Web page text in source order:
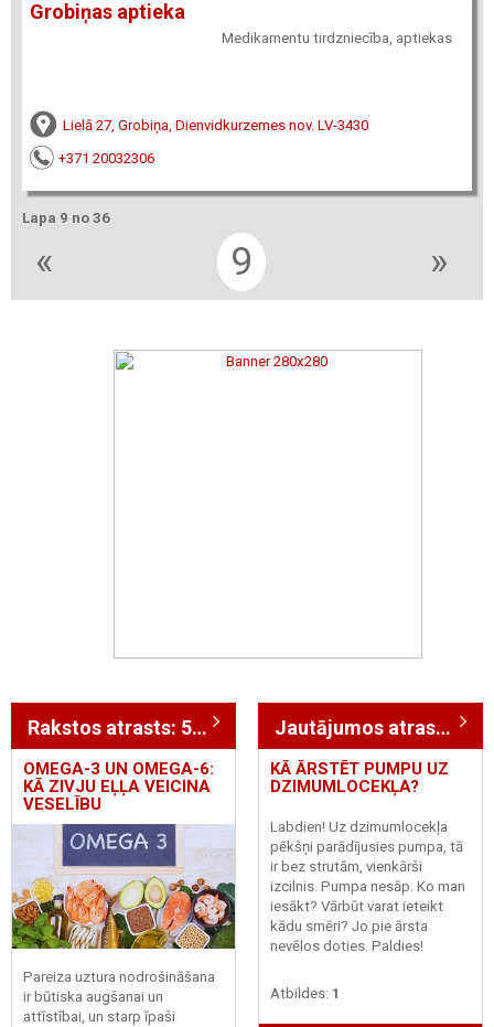
Grobiņas aptieka
Medikamentu tirdzniecība, aptiekas
Lielā 27, Grobiņa, Dienvidkurzemes nov. LV-3430
+371 20032306
Lapa 9 no 36
« 9 »
Rakstos atrasts: 531
OMEGA-3 UN OMEGA-6:
KĀ ZIVJU EĻĻA VEICINA
VESELĪBU
Pareiza uztura nodrošināšana
ir būtiska augšanai un
attīstībai, un starp īpaši
Jautājumos atrasts: 496
KĀ ĀRSTĒT PUMPU UZ
DZIMUMLOCEKĻA?
Labdien! Uz dzimumlocekļa
pēkšņi parādījusies pumpa, tā
ir bez strutām, vienkārši
izcilnis. Pumpa nesāp. Ko man
iesākt? Vārbūt varat ieteikt
kādu smēri? Jo pie ārsta
nevēlos doties. Paldies!
Atbildes: 1